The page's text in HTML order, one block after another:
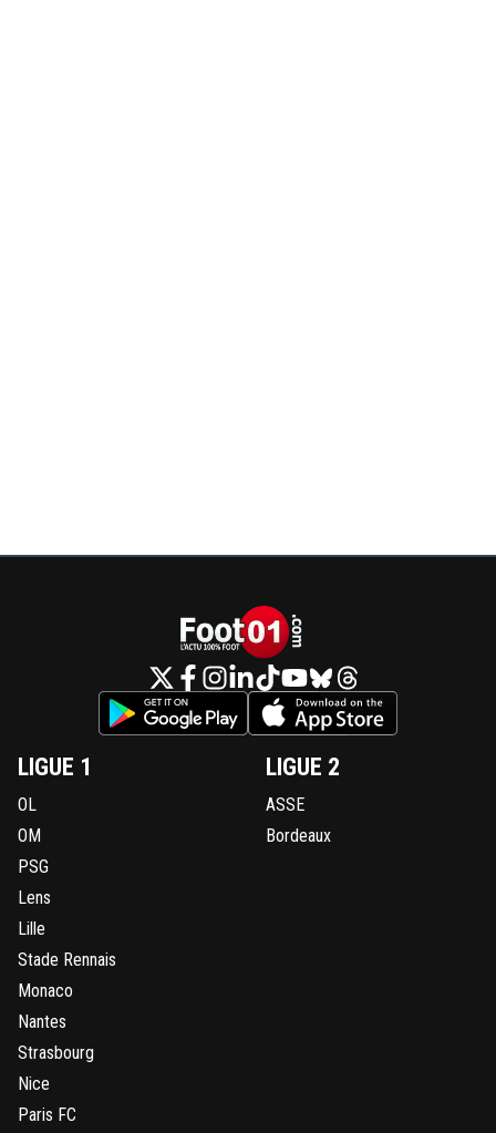
LIGUE 1
OL
OM
PSG
Lens
Lille
Stade Rennais
Monaco
Nantes
Strasbourg
Nice
Paris FC
LIGUE 2
ASSE
Bordeaux